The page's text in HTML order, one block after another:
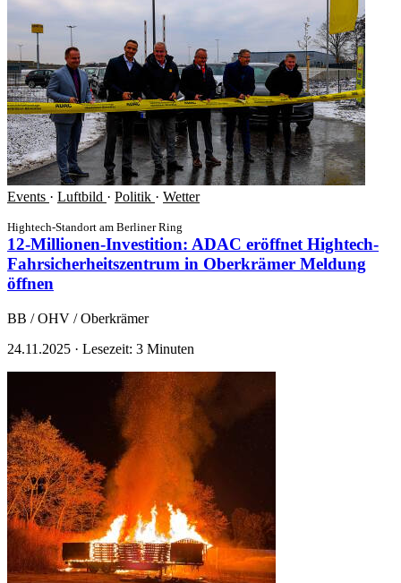
Events · Luftbild · Politik · Wetter
Hightech-Standort am Berliner Ring
12-Millionen-Investition: ADAC eröffnet Hightech-
Fahrsicherheitszentrum in Oberkrämer Meldung
öffnen
BB / OHV / Oberkrämer
24.11.2025 · Lesezeit: 3 Minuten